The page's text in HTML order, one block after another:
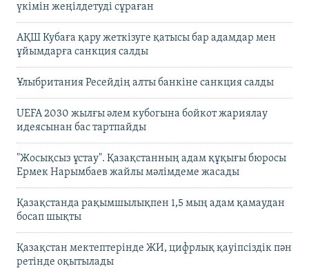
үкімін жеңілдетуді сұраған
АҚШ Кубаға қару жеткізуге қатысы бар адамдар мен
ұйымдарға санкция салды
Ұлыбритания Ресейдің алты банкіне санкция салды
UEFA 2030 жылғы әлем кубогына бойкот жариялау
идеясынан бас тартпайды
"Жосықсыз ұстау". Қазақстанның адам құқығы бюросы
Ермек Нарымбаев жайлы мәлімдеме жасады
Қазақстанда рақымшылықпен 1,5 мың адам қамаудан
босап шықты
Қазақстан мектептерінде ЖИ, цифрлық қауіпсіздік пән
ретінде оқытылады